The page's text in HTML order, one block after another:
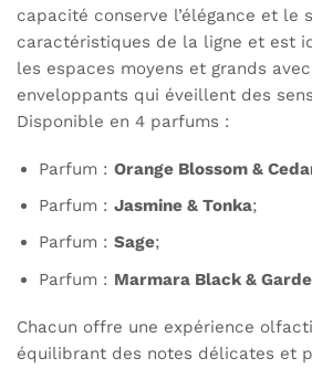
capacité conserve l’élégance et le
caractéristiques de la ligne et est
les espaces moyens et grands
enveloppants qui éveillent des
Disponible en 4 parfums :
Parfum : Orange Blossom &
Parfum : Jasmine & Tonka;
Parfum : Sage;
Parfum : Marmara Black &
Chacun offre une expérience
équilibrant des notes délicates et